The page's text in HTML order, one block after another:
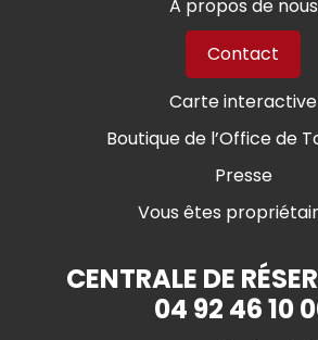
A propos de nous
Contact
Carte interactive
Boutique de l’Office de
Presse
Vous êtes
CENTRALE DE
04 92 46 10